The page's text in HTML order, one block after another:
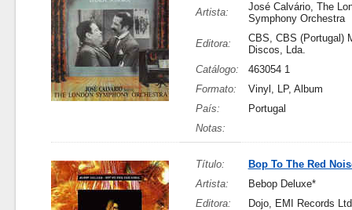
Artista:
José Calvário, The
Symphony Orchestra
Editora:
CBS, CBS (Portugal)
Discos, Lda.
Catálogo:
463054 1
Formato:
Vinyl, LP, Album
País:
Portugal
Notas:
Título:
Bop To The Red
Artista:
Bebop Deluxe*
Editora:
Dojo, EMI Records